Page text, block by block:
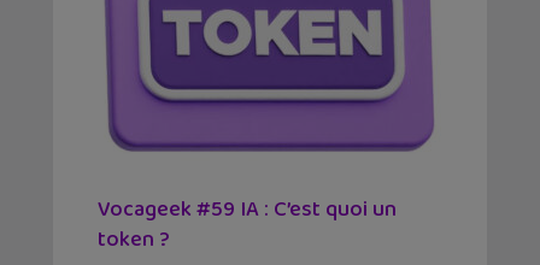
Vocageek #59 IA : C’est quoi un
token ?